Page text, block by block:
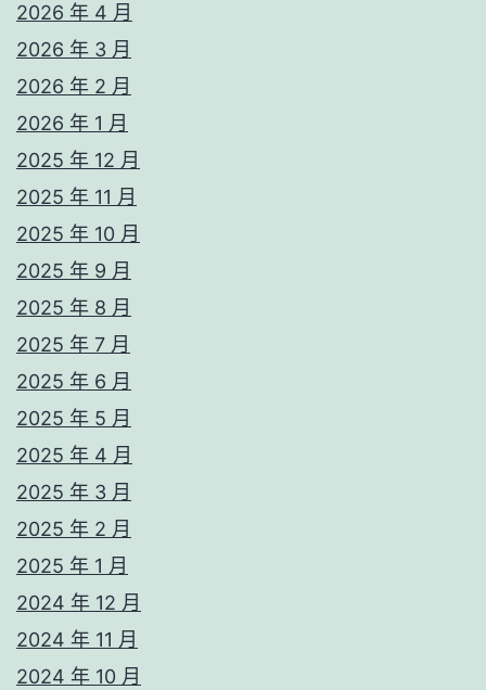
2026 年 4 月
2026 年 3 月
2026 年 2 月
2026 年 1 月
2025 年 12 月
2025 年 11 月
2025 年 10 月
2025 年 9 月
2025 年 8 月
2025 年 7 月
2025 年 6 月
2025 年 5 月
2025 年 4 月
2025 年 3 月
2025 年 2 月
2025 年 1 月
2024 年 12 月
2024 年 11 月
2024 年 10 月